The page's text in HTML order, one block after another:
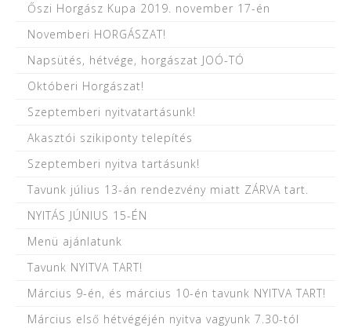
Őszi Horgász Kupa 2019. november 17-én
Novemberi HORGÁSZAT!
Napsütés, hétvége, horgászat JOÓ-TÓ
Októberi Horgászat!
Szeptemberi nyitvatartásunk!
Akasztói szikiponty telepítés
Szeptemberi nyitva tartásunk!
Tavunk július 13-án rendezvény miatt ZÁRVA tart.
NYITÁS JÚNIUS 15-ÉN
Menü ajánlatunk
Tavunk NYITVA TART!
Március 9-én, és március 10-én tavunk NYITVA TART!
Március első hétvégéjén nyitva vagyunk 7.30-tól